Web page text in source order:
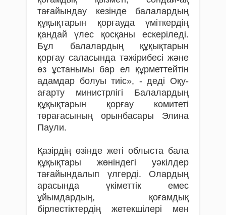
тағайындау кезінде балалардың
құқықтарын қорғауда үміткердің
қандай үлес қосқаны ескеріледі.
Бұл балалардың құқықтарын
қорғау саласында тәжірибесі және
өз ұстанымы бар ел құрметтейтін
адамдар болуы тиіс», - деді Оқу-
ағарту министрлігі Балалардың
құқықтарын қорғау комитеті
төрағасының орынбасары Элина
Паули.
Қазірдің өзінде жеті облыста бала
құқықтары жөніндегі уәкілдер
тағайындалып үлгерді. Олардың
арасында үкіметтік емес
ұйымдардың, қоғамдық
бірлестіктердің жетекшілері мен